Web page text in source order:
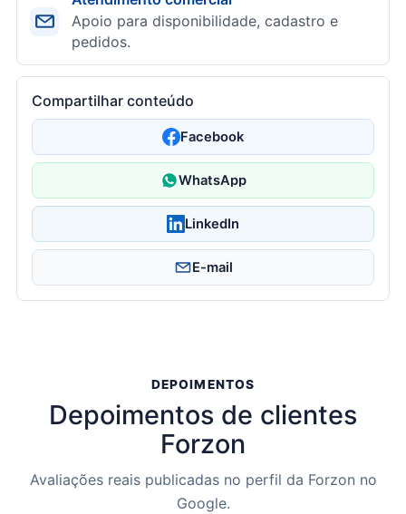
Apoio para disponibilidade, cadastro e
pedidos.
Compartilhar conteúdo
Facebook
WhatsApp
LinkedIn
E-mail
DEPOIMENTOS
Depoimentos de clientes
Forzon
Avaliações reais publicadas no perfil da Forzon no
Google.